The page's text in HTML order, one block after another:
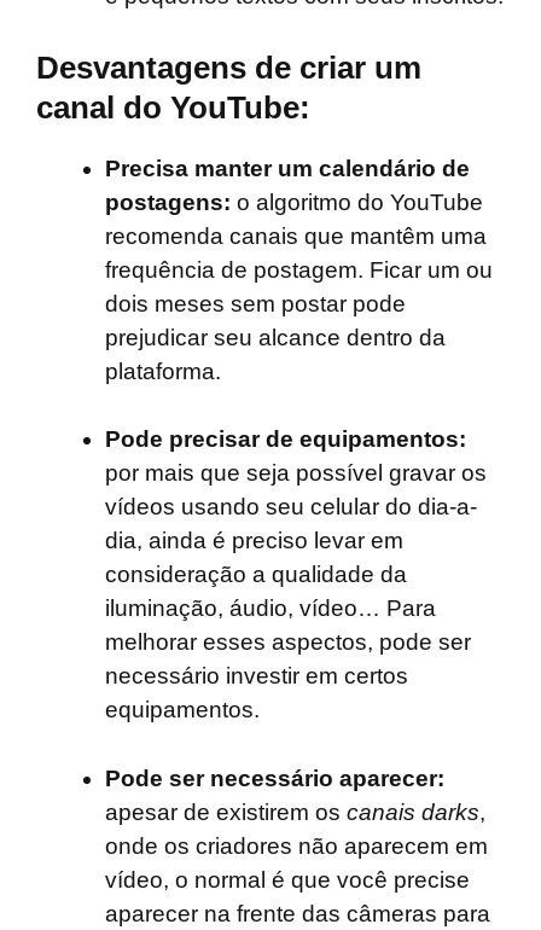
Desvantagens de criar um
canal do YouTube:
Precisa manter um calendário de
postagens: o algoritmo do YouTube
recomenda canais que mantêm uma
frequência de postagem. Ficar um ou
dois meses sem postar pode
prejudicar seu alcance dentro da
plataforma.
Pode precisar de equipamentos:
por mais que seja possível gravar os
vídeos usando seu celular do dia-a-
dia, ainda é preciso levar em
consideração a qualidade da
iluminação, áudio, vídeo… Para
melhorar esses aspectos, pode ser
necessário investir em certos
equipamentos.
Pode ser necessário aparecer:
apesar de existirem os canais darks,
onde os criadores não aparecem em
vídeo, o normal é que você precise
aparecer na frente das câmeras para